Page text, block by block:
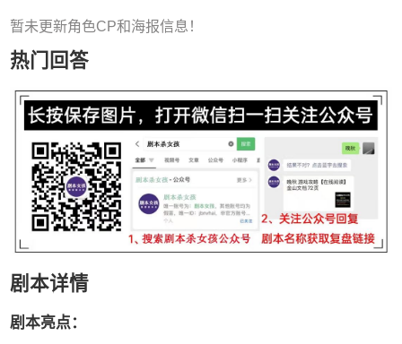
暂未更新角色CP和海报信息！
热门回答
剧本详情
剧本亮点：